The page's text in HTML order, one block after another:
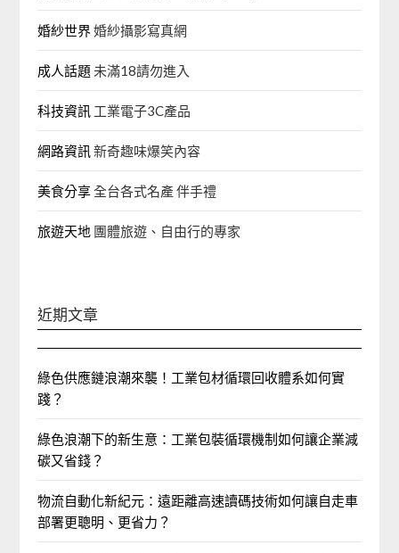
婚紗世界婚紗攝影寫真網
成人話題 未滿18請勿進入
科技資訊 工業電子3C產品
網路資訊 新奇趣味爆笑內容
美食分享全台各式名產 伴手禮
旅遊天地 團體旅遊、自由行的專家‎
近期文章
綠色供應鏈浪潮來襲！工業包材循環回收體系如何實
踐？
綠色浪潮下的新生意：工業包裝循環機制如何讓企業減
碳又省錢？
物流自動化新紀元：遠距離高速讀碼技術如何讓自走車
部署更聰明、更省力？